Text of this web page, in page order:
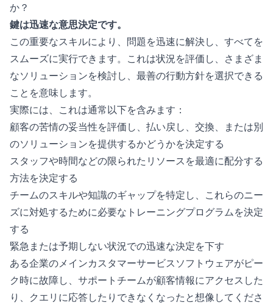
か？
鍵は迅速な意思決定です。
この重要なスキルにより、問題を迅速に解決し、すべてを
スムーズに実行できます。これは状況を評価し、さまざま
なソリューションを検討し、最善の行動方針を選択できる
ことを意味します。
実際には、これは通常以下を含みます：
顧客の苦情の妥当性を評価し、払い戻し、交換、または別
のソリューションを提供するかどうかを決定する
スタッフや時間などの限られたリソースを最適に配分する
方法を決定する
チームのスキルや知識のギャップを特定し、これらのニー
ズに対処するために必要なトレーニングプログラムを決定
する
緊急または予期しない状況での迅速な決定を下す
ある企業のメインカスタマーサービスソフトウェアがピー
ク時に故障し、サポートチームが顧客情報にアクセスした
り、クエリに応答したりできなくなったと想像してくださ